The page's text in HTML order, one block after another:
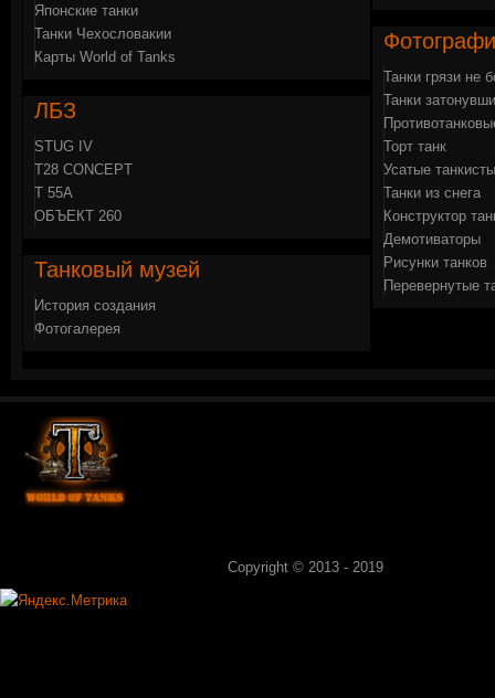
Японские танки
Танки Чехословакии
Карты World of Tanks
ЛБЗ
STUG IV
Т28 CONCEPT
Т 55А
ОБЪЕКТ 260
Танковый музей
История создания
Фотогалерея
Танки грязи не
Танки
Торт танк
Усатые танкисты
Танки из снега
Конструктор
Демотиваторы
Рисунки танков
Перевернутые
Copyright © 2013 - 2019